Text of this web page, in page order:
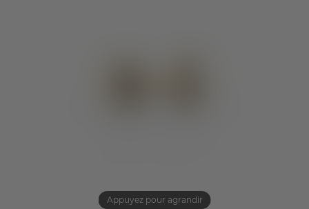
Appuyez pour agrandir